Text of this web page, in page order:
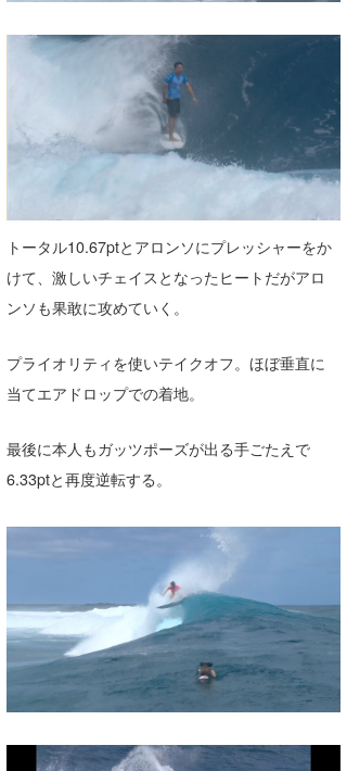
トータル10.67ptとアロンソにプレッシャーをか
けて、激しいチェイスとなったヒートだがアロ
ンソも果敢に攻めていく。
プライオリティを使いテイクオフ。ほぼ垂直に
当てエアドロップでの着地。
最後に本人もガッツポーズが出る手ごたえで
6.33ptと再度逆転する。